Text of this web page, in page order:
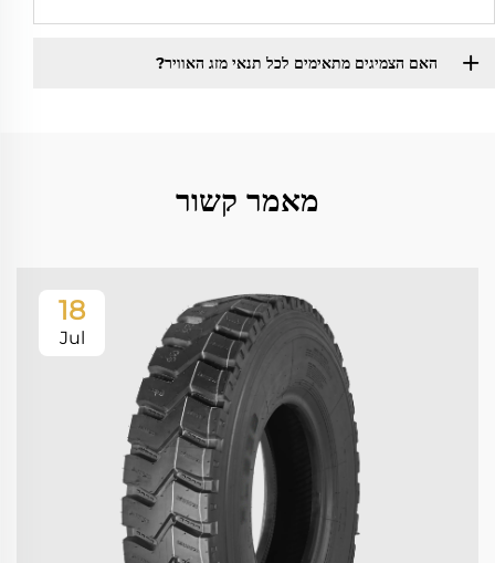
האם הצמיגים מתאימים לכל תנאי מזג האוויר?
מאמר קשור
18
Jul